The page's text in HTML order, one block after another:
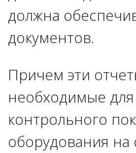
должна
документов.
Причем эти
необходимые для
контрольного
оборудования на